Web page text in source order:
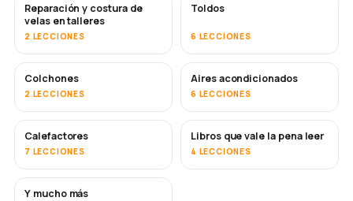
PRONTO
Reparación y costura de
velas en talleres
2 LECCIONES
Toldos
6 LECCIONES
Colchones
2 LECCIONES
PRONTO
Aires acondicionados
6 LECCIONES
PRONTO
Calefactores
7 LECCIONES
PRONTO
Libros que vale la pena leer
4 LECCIONES
PRONTO
Y mucho más